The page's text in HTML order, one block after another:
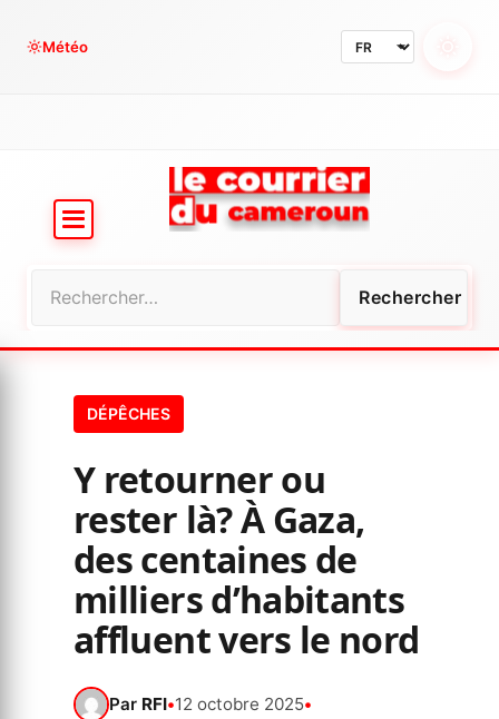
Météo
DÉPÊCHES
Y retourner ou
rester là? À Gaza,
des centaines de
milliers d’habitants
affluent vers le nord
Par RFI•12 octobre 2025•